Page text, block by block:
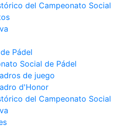
del Campeonato Social
Pádel
Social de Pádel
de juego
d'Honor
del Campeonato Social